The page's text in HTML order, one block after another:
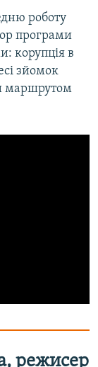
роботу
програми
корупція в
зйомок
маршрутом
режисер